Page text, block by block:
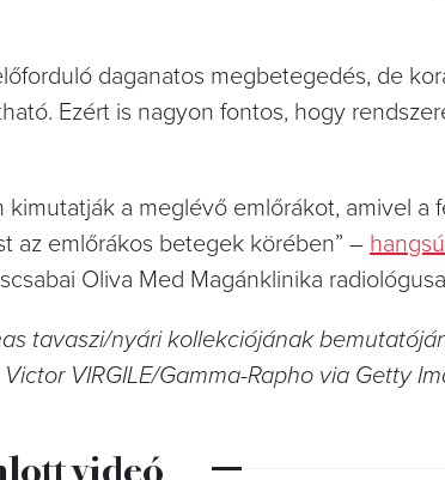
daganatos megbetegedés, de
Ezért is nagyon fontos, hogy
a meglévő emlőrákot, amivel a
az emlőrákos betegek körében” –
Oliva Med Magánklinika
tavaszi/nyári kollekciójának
VIRGILE/Gamma-Rapho via Getty
videó